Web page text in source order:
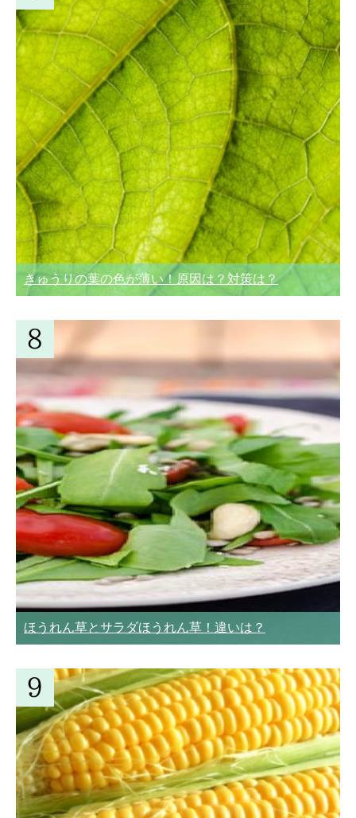
きゅうりの葉の色が薄い！原因は？対策は？
ほうれん草とサラダほうれん草！違いは？